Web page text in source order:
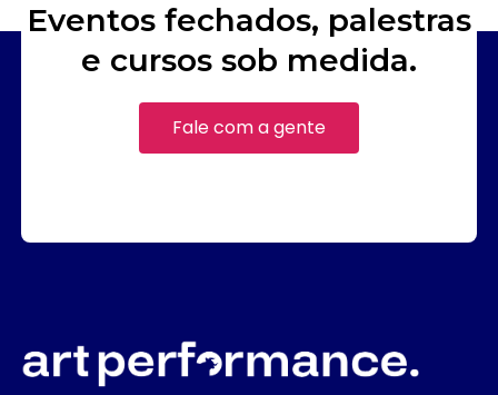
Eventos fechados, palestras
e cursos sob medida.
Fale com a gente